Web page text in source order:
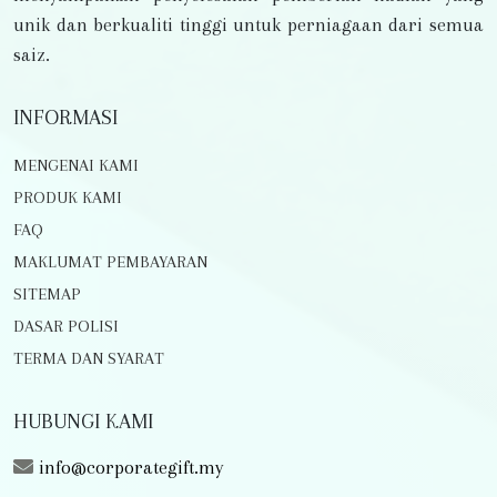
unik dan berkualiti tinggi untuk perniagaan dari semua
saiz.
INFORMASI
MENGENAI KAMI
PRODUK KAMI
FAQ
MAKLUMAT PEMBAYARAN
SITEMAP
DASAR POLISI
TERMA DAN SYARAT
HUBUNGI KAMI
info@corporategift.my